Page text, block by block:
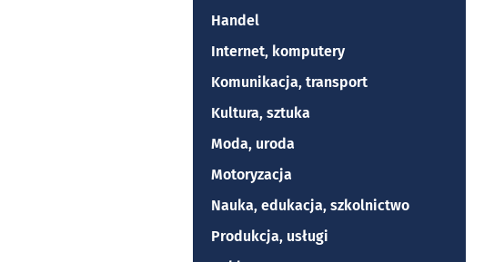
Handel
Internet, komputery
Komunikacja, transport
Kultura, sztuka
Moda, uroda
Motoryzacja
Nauka, edukacja, szkolnictwo
Produkcja, usługi